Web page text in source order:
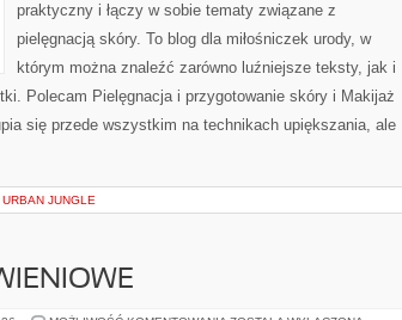
praktyczny i łączy w sobie tematy związane z
pielęgnacją skóry. To blog dla miłośniczek urody, w
którym można znaleźć zarówno luźniejsze teksty, jak i
Polecam Pielęgnacja i przygotowanie skóry i Makijaż
się przede wszystkim na technikach upiększania, ale
JUNGLE